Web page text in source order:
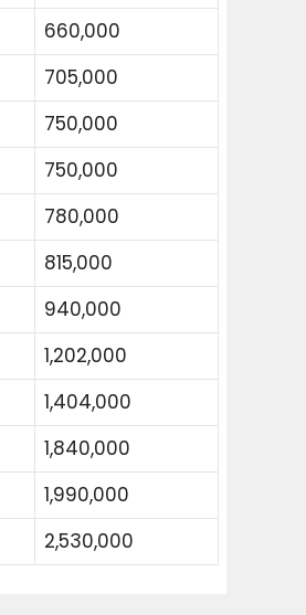
660,000
705,000
750,000
750,000
780,000
815,000
940,000
1,202,000
1,404,000
1,840,000
1,990,000
2,530,000